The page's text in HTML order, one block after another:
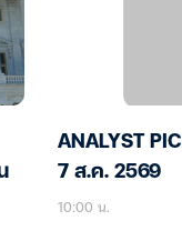
ANALYST
7 ส.ค. 2569
10:00 น.